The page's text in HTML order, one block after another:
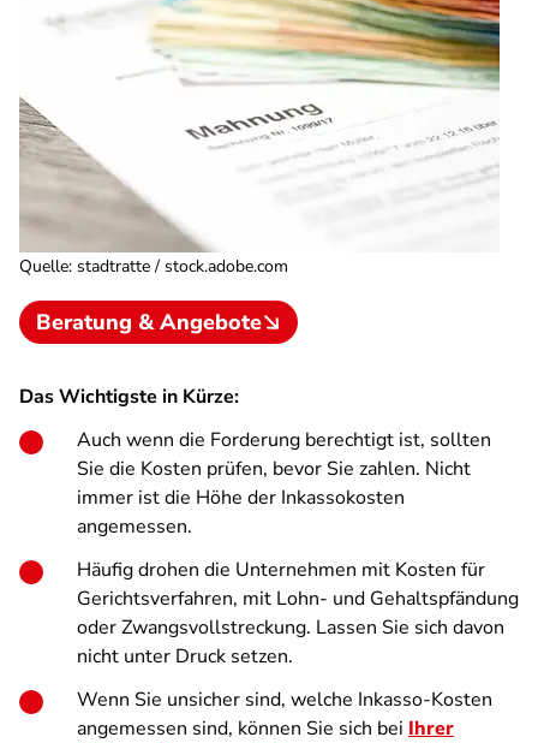
Quelle: stadtratte / stock.adobe.com
Beratung & Angebote
Das Wichtigste in Kürze:
Auch wenn die Forderung berechtigt ist, sollten
Sie die Kosten prüfen, bevor Sie zahlen. Nicht
immer ist die Höhe der Inkassokosten
angemessen.
Häufig drohen die Unternehmen mit Kosten für
Gerichtsverfahren, mit Lohn- und Gehaltspfändung
oder Zwangsvollstreckung. Lassen Sie sich davon
nicht unter Druck setzen.
Wenn Sie unsicher sind, welche Inkasso-Kosten
angemessen sind, können Sie sich bei Ihrer